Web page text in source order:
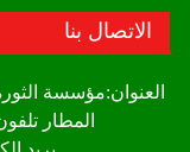
الاتصال بنا
العنوان:مؤسسة
المطار تلفون: 321532 - 01